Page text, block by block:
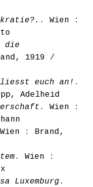
. Wien :
die
1919 /
euch an! .
Adelheid
. Wien :
: Brand,
. Wien :
Luxemburg .